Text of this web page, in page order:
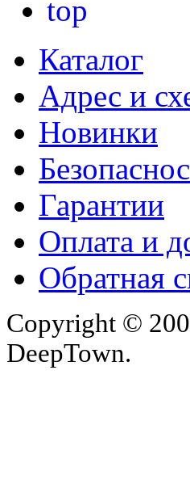
Каталог
Адрес и
Новинки
Гарантии
Оплата и
Обратная
Copyright ©
DeepTown.